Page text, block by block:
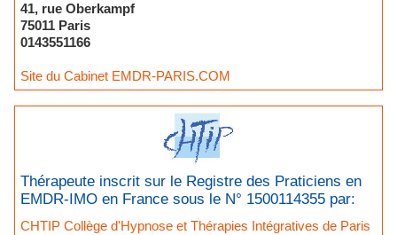
41, rue Oberkampf
75011 Paris
0143551166
Site du Cabinet EMDR-PARIS.COM
Thérapeute inscrit sur le Registre des Praticiens en
EMDR-IMO en France sous le N° 1500114355 par:
CHTIP Collège d'Hypnose et Thérapies Intégratives de Paris